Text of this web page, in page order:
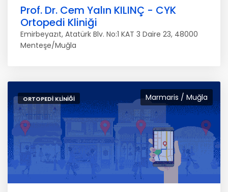
Prof. Dr. Cem Yalın KILINÇ - CYK
Ortopedi Kliniği
Emirbeyazıt, Atatürk Blv. No:1 KAT 3 Daire 23, 48000
Menteşe/Muğla
Marmaris / Muğla
ORTOPEDI KLINIĞI